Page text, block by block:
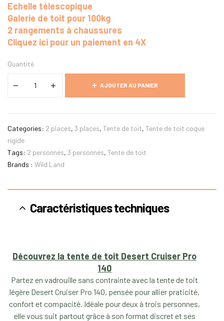
Echelle télescopique
Galerie de toit pour 100kg
2 rangements à chaussures
Cliquez ici pour un paiement en 4X
Quantité
AJOUTER AU PANIER
Categories: 2 places, 3 places, Tente de toit, Tente de toit coque
rigide
Tags: 2 personnes, 3 personnes, Tente de toit
Brands : Wild Land
Caractéristiques techniques
Découvrez la tente de toit Desert Cruiser Pro
140
Partez en vadrouille sans contrainte avec la tente de toit
légère Desert Cruiser Pro 140, pensée pour allier praticité,
confort et compacité. Idéale pour deux à trois personnes,
elle vous suit partout grâce à son format discret et ses